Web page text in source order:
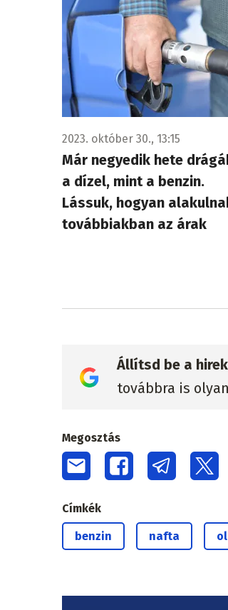
2023. október 30., 13:15
Már negyedik hete
a dízel, mint a benzin.
Lássuk, hogyan
továbbiakban az árak
Állítsd be a
továbbra is
Megosztás
Címkék
benzin nafta